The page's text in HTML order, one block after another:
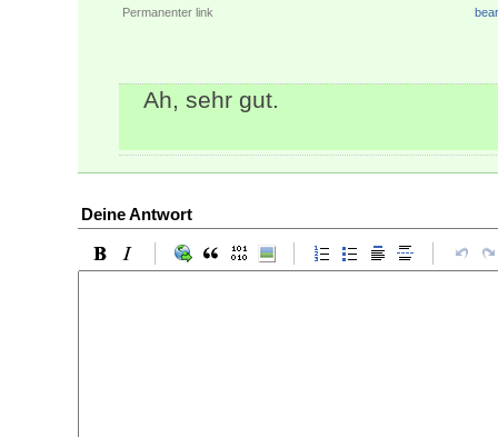
Permanenter link
Ah, sehr gut.
Deine Antwort